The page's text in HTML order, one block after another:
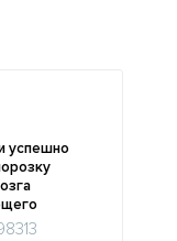
успешно